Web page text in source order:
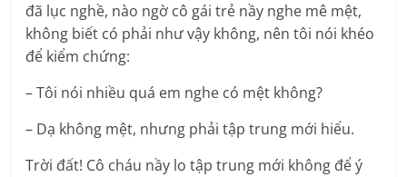
đã lục nghề, nào ngờ cô gái trẻ nầy nghe mê mệt,
không biết có phải như vậy không, nên tôi nói khéo
để kiểm chứng:
– Tôi nói nhiều quá em nghe có mệt không?
– Dạ không mệt, nhưng phải tập trung mới hiểu.
Trời đất! Cô cháu nầy lo tập trung mới không để ý